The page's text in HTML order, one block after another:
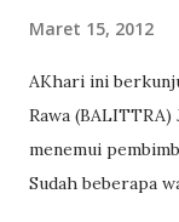
Maret 15, 2012
AKhari ini
Rawa
menemui
Sudah beberapa